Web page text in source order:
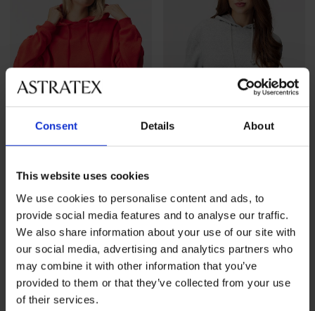
Consent Details About
This website uses cookies
We use cookies to personalise content and ads, to
provide social media features and to analyse our traffic.
We also share information about your use of our site with
our social media, advertising and analytics partners who
may combine it with other information that you’ve
provided to them or that they’ve collected from your use
of their services.
Dames sweatshirt Pieces
Chill met capuchon
Korting
10,00 €Oorspronkelijke prijs
24,99 €
Dames sweatshirt Pieces
Chill met capuchon
Korting
10,00 € Oorspronkelijke prijs
24,99 €